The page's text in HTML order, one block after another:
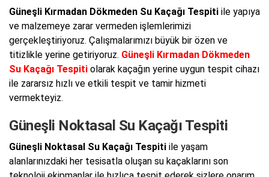
Güneşli Kırmadan Dökmeden Su Kaçağı Tespiti ile yapıya
ve malzemeye zarar vermeden işlemlerimizi
gerçekleştiriyoruz. Çalışmalarımızı büyük bir özen ve
titizlikle yerine getiriyoruz. Güneşli Kırmadan Dökmeden
Su Kaçağı Tespiti olarak kaçağın yerine uygun tespit cihazı
ile zararsız hızlı ve etkili tespit ve tamir hizmeti
vermekteyiz.
Güneşli Noktasal Su Kaçağı Tespiti
Güneşli Noktasal Su Kaçağı Tespiti ile yaşam
alanlarınızdaki her tesisatla oluşan su kaçaklarını son